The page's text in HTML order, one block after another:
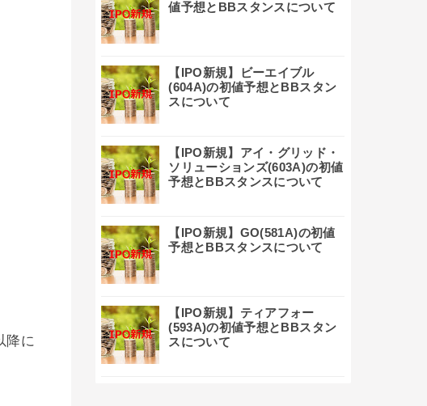
降に
値予想とBBスタンスについて
【IPO新規】ビーエイブル
(604A)の初値予想とBBスタン
スについて
【IPO新規】アイ・グリッド・
ソリューションズ(603A)の初値
予想とBBスタンスについて
【IPO新規】GO(581A)の初値
予想とBBスタンスについて
【IPO新規】ティアフォー
(593A)の初値予想とBBスタン
スについて